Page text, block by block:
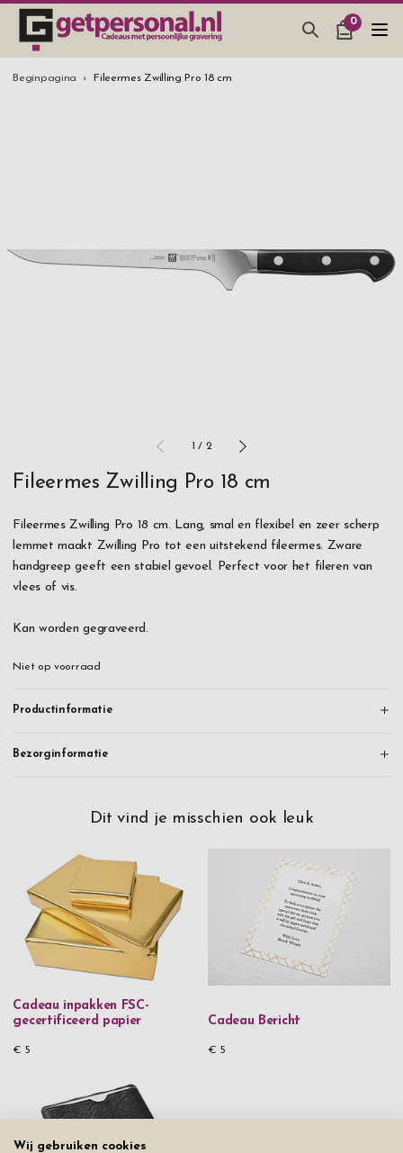
0
CADEAUS & GADGETS
Beginpagina Fileermes Zwilling Pro 18 cm
1 / 2
Fileermes Zwilling Pro 18 cm
Fileermes Zwilling Pro 18 cm. Lang, smal en flexibel en zeer scherp
lemmet maakt Zwilling Pro tot een uitstekend fileermes. Zware
handgreep geeft een stabiel gevoel. Perfect voor het fileren van
vlees of vis.
Kan worden gegraveerd.
Niet op voorraad
Productinformatie
Bezorginformatie
Dit vind je misschien ook leuk
Cadeau inpakken FSC-
gecertificeerd papier
€ 5
Cadeau Bericht
€ 5
Wij gebruiken cookies